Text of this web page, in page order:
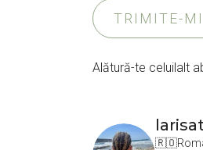
TRIMITE-
Alătură-te celuilalt